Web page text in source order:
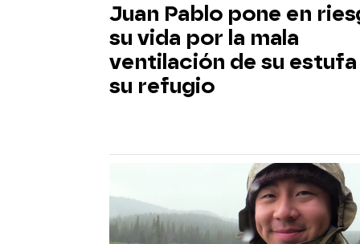
Juan Pablo pone en
su vida por la mala
ventilación de su estufa
su refugio